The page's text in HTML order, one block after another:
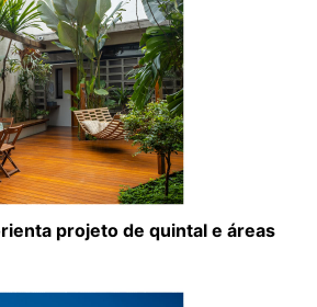
projeto de quintal e áreas